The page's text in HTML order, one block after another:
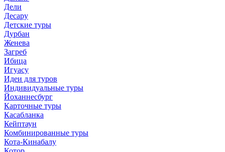
Дели
Десару
Детские туры
Дурбан
Женева
Загреб
Ибица
Игуасу
Идеи для туров
Индивидуальные туры
Йоханнесбург
Карточные туры
Касабланка
Кейптаун
Комбинированные туры
Кота-Кинабалу